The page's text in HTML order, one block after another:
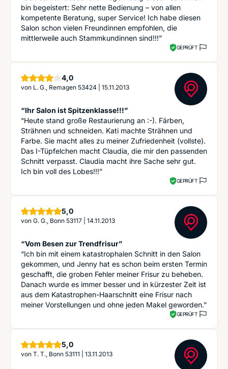
bin begeistert: Sehr nette Bedienung – von allen
kompetente Beratung, super Service! Ich habe diesen
Salon schon vielen Freundinnen empfohlen, die
mittlerweile auch Stammkundinnen sind!!!”
GEPRÜFT
4,0Sterne
von L. G., Remagen 53424 15.11.2013
“Ihr Salon ist Spitzenklasse!!!”
“Heute stand große Restaurierung an :-). Färben,
Strähnen und schneiden. Kati machte Strähnen und
Farbe. Sie macht alles zu meiner Zufriedenheit (vollste).
Das I-Tüpfelchen macht Claudia, die mir den passenden
Schnitt verpasst. Claudia macht ihre Sache sehr gut.
Ich bin voll des Lobes!!!”
GEPRÜFT
5,0Sterne
von G. G., Bonn 53117 14.11.2013
“Vom Besen zur Trendfrisur”
“Ich bin mit einem katastrophalen Schnitt in den Salon
gekommen, und Jenny hat es schon beim ersten Termin
geschafft, die groben Fehler meiner Frisur zu beheben.
Danach wurde es immer besser und in kürzester Zeit ist
aus dem Katastrophen-Haarschnitt eine Frisur nach
meiner Vorstellungen und ohne jeden Makel geworden.”
GEPRÜFT
5,0Sterne
von T. T., Bonn 53111 13.11.2013